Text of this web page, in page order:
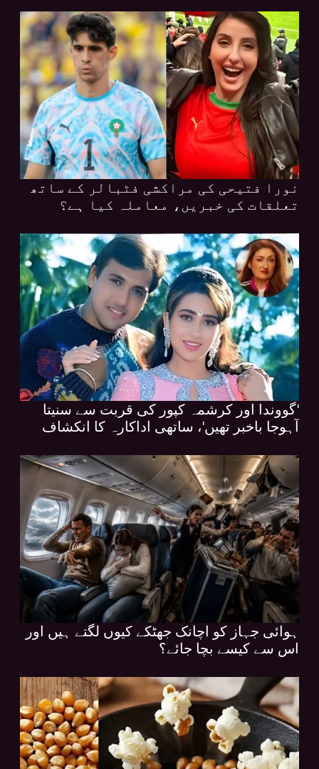
نورا فتیحی کی مراکشی فٹبالر کے ساتھ
تعلقات کی خبریں، معاملہ کیا ہے؟
'گووندا اور کرشمہ کپور کی قربت سے سنیتا
آہوجا باخبر تھیں'، ساتھی اداکارہ کا انکشاف
ہوائی جہاز کو اچانک جھٹکے کیوں لگتے ہیں اور
اس سے کیسے بچا جائے؟